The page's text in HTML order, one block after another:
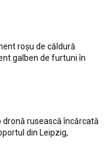
roșu de căldură
galben de furtuni în
dronă rusească încărcată
din Leipzig,